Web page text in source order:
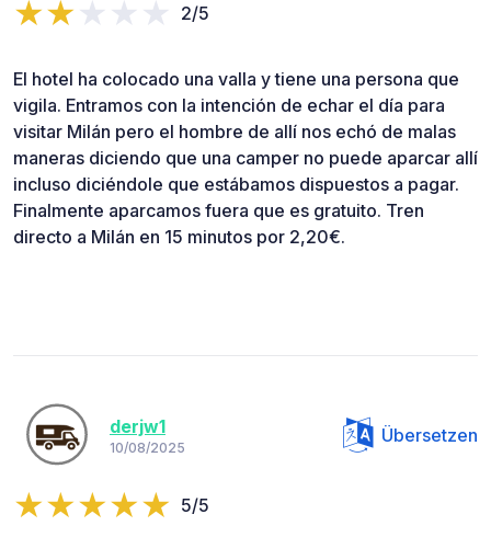
2/5
El hotel ha colocado una valla y tiene una persona que
vigila. Entramos con la intención de echar el día para
visitar Milán pero el hombre de allí nos echó de malas
maneras diciendo que una camper no puede aparcar allí
incluso diciéndole que estábamos dispuestos a pagar.
Finalmente aparcamos fuera que es gratuito. Tren
directo a Milán en 15 minutos por 2,20€.
derjw1
10/08/2025
Übersetzen
5/5